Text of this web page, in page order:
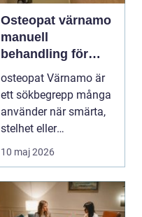
Osteopat värnamo
manuell
behandling för
minskad smärta
och Ökad rörlighet
osteopat Värnamo är
ett sökbegrepp många
använder när smärta,
stelhet eller
återkommande värk
börjar...
10 maj 2026